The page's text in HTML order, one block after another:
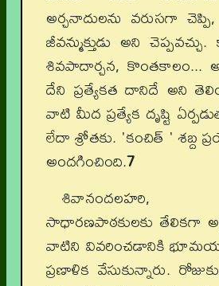
అర్చనాదులను వరుసగా
జీవన్ముక్తుడు అని
శివపాదార్చన, కొంతకాలం...
దేని ప్రత్యేకత దానిదే అని
వాటి మీద ప్రత్యేక దృష్టి
లేదా శ్రోతకు. 'కంచిత్ ' శబ్ద
అందగించింది.7
శివానందలహరి,
సాధారణపాఠకులకు తేలికగా
వాటిని వివరించడానికి
ప్రణాళిక వేసుకున్నారు.